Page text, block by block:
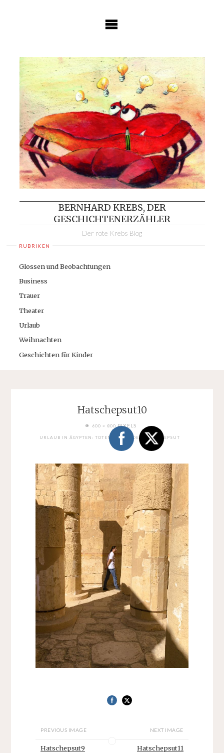
BERNHARD KREBS, DER
GESCHICHTENERZÄHLER
Der rote Krebs Blog
RUBRIKEN
Glossen und Beobachtungen
Business
Trauer
Theater
Urlaub
Weihnachten
Geschichten für Kinder
Hatschepsut10
FULL600 × 800PIXELS
URLAUB IN ÄGYPTEN: TOTENTEMPEL DER HATSCHEPSUT
PREVIOUS IMAGE
Hatschepsut9
NEXT IMAGE
Hatschepsut11